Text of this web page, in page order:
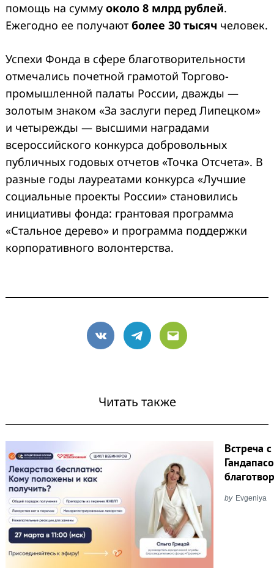
помощь на сумму около 8 млрд рублей.
Ежегодно ее получают более 30 тысяч человек.
Успехи Фонда в сфере благотворительности
отмечались почетной грамотой Торгово-
промышленной палаты России, дважды —
золотым знаком «За заслуги перед Липецком»
и четырежды — высшими наградами
всероссийского конкурса добровольных
публичных годовых отчетов «Точка Отсчета». В
разные годы лауреатами конкурса «Лучшие
социальные проекты России» становились
инициативы фонда: грантовая программа
«Стальное дерево» и программа поддержки
корпоративного волонтерства.
VK Telegram
Email
Читать также
Встреча
by Evgeniya